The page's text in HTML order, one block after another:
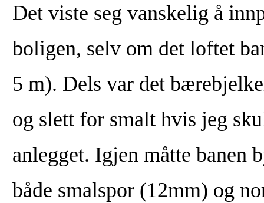
Det viste seg vanskelig å
boligen, selv om det loftet
5 m). Dels var det
og slett for smalt hvis jeg
anlegget. Igjen måtte banen
både smalspor (12mm) og